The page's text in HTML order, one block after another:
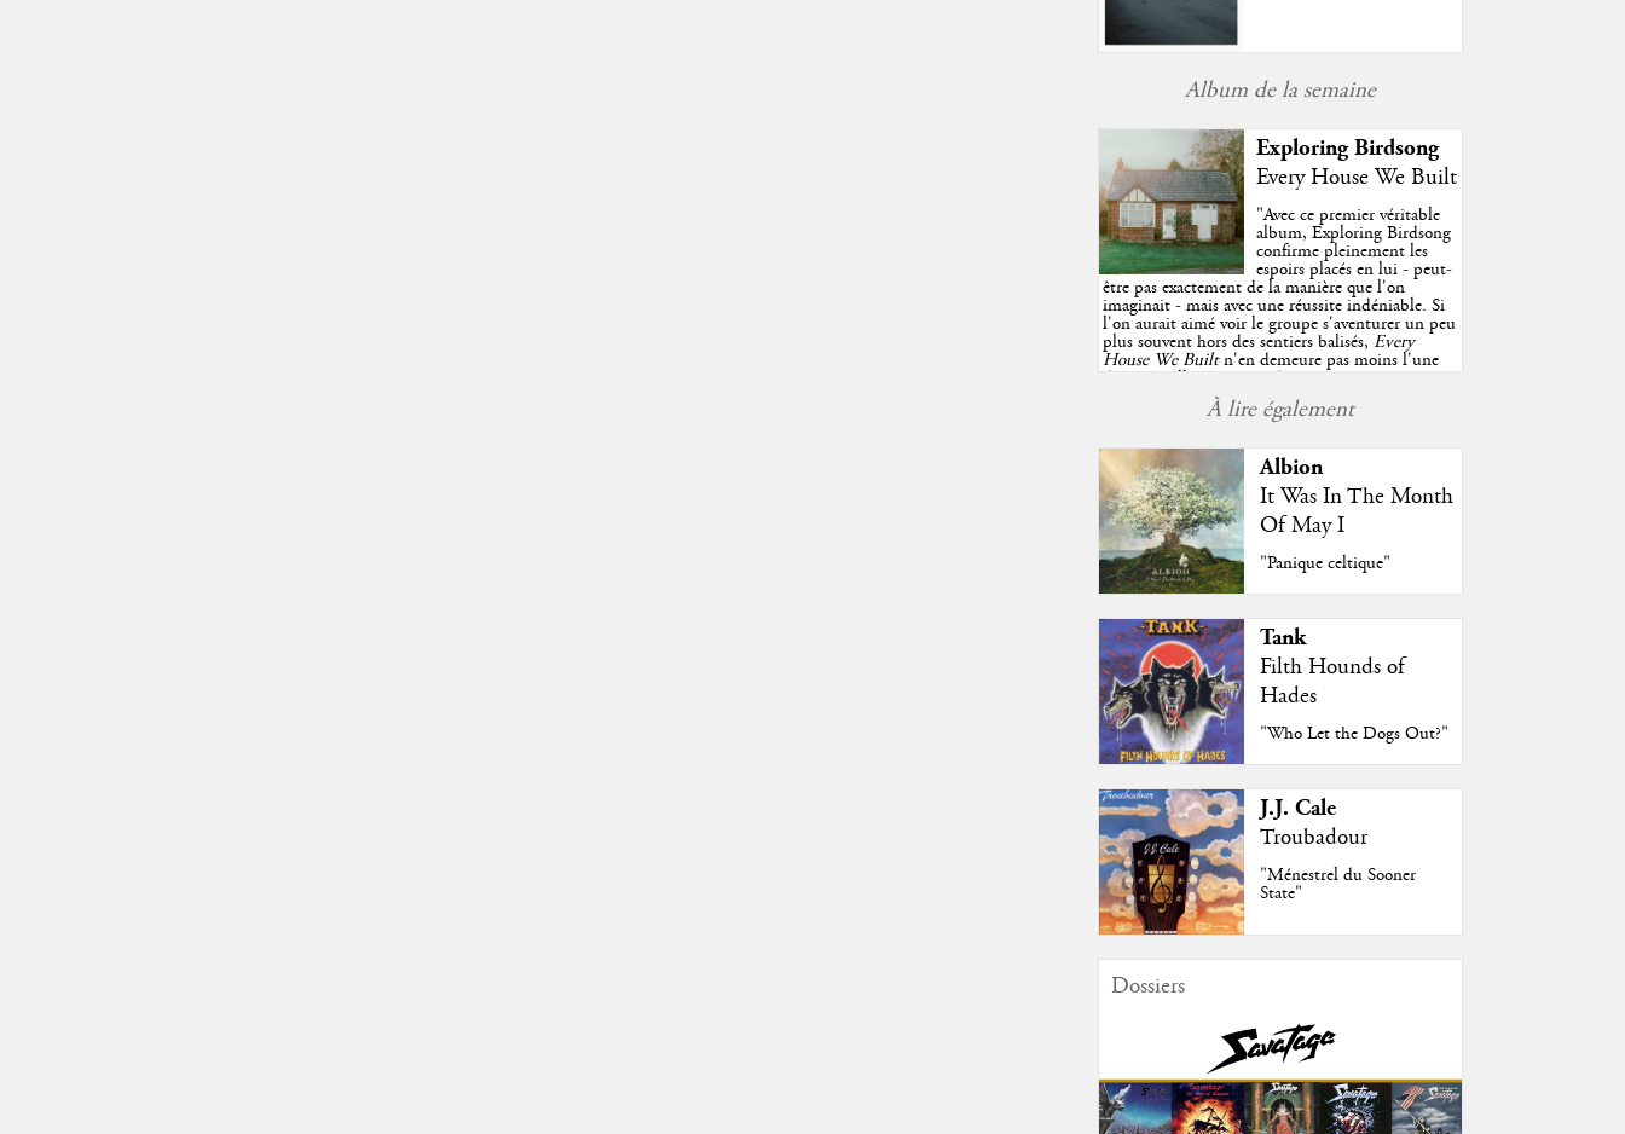
Album de la semaine
Exploring Birdsong
Every House We Built
"Avec ce premier véritable
album, Exploring Birdsong
confirme pleinement les
espoirs placés en lui - peut-
être pas exactement de la manière que l'on
imaginait - mais avec une réussite indéniable. Si
l'on aurait aimé voir le groupe s'aventurer un peu
plus souvent hors des sentiers balisés,Every
House We Builtn'en demeure pas moins l'une
des très belles surprises de cette année, porté par
plusieurs morceaux qui trouveront sans difficulté
une place de choix dans vos playlists estivales.
À lire également
Albion
It Was In The Month
Of May I
"Panique celtique"
Tank
Filth Hounds of
Hades
"Who Let the Dogs Out?"
J.J. Cale
Troubadour
"Ménestrel du Sooner
State"
Dossiers